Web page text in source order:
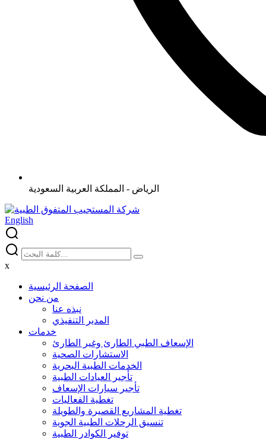
الرياض - المملكة العربية السعودية
English
x
الصفحة الرئيسية
من نحن
نبذه عنا
المدير التنفيذي
خدمات
الإسعاف الطبي الطارئ وغير الطارئ
الاستشارات الصحية
الخدمات الطبية البحرية
تأجير العيادات الطبية
تأجير سيارات الإسعاف
تغطية الفعاليات
تغطية المشاريع القصيرة والطويلة
تنسيق الرحلات الطبية الجوية
توفير الكوادر الطبية